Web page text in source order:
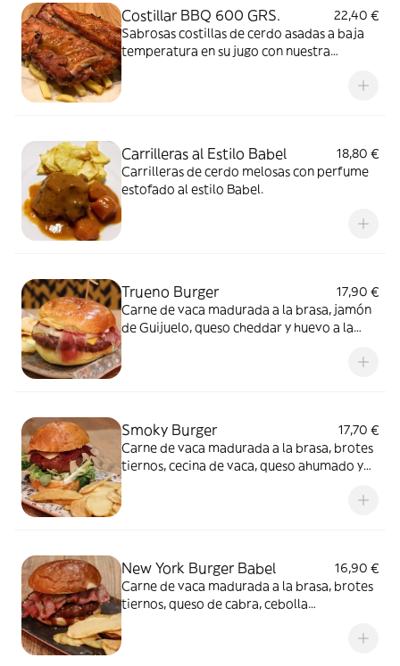
Costillar BBQ 600 GRS.
22,40 €
Sabrosas costillas de cerdo asadas a baja
temperatura en su jugo con nuestra
Carrilleras al Estilo Babel
18,80 €
Carrilleras de cerdo melosas con perfume
estofado al estilo Babel.
Trueno Burger
17,90 €
Carne de vaca madurada a la brasa, jamón
de Guijuelo, queso cheddar y huevo a la
Smoky Burger
17,70 €
Carne de vaca madurada a la brasa, brotes
tiernos, cecina de vaca, queso ahumado y
New York Burger Babel
16,90 €
Carne de vaca madurada a la brasa, brotes
tiernos, queso de cabra, cebolla